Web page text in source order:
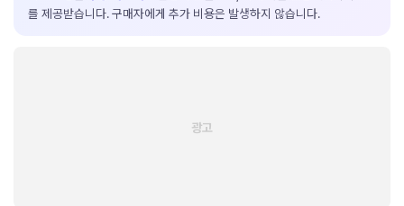
를 제공받습니다. 구매자에게 추가 비용은 발생하지 않습니다.